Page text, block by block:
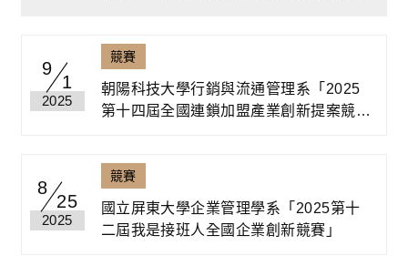
2025
9
1
競賽
朝陽科技大學行銷與流通管理系「2025
第十四屆全國連鎖加盟產業創新提案競賽
2025
8
25
競賽
國立屏東大學企業管理學系「2025第十
二屆我是接班人全國企業創新競賽」